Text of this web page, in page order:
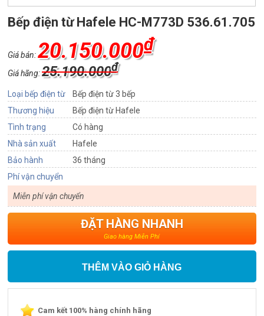
Bếp điện từ Hafele HC-M773D 536.61.705
Giá bán:20.150.000₫
Giá hãng:25.190.000₫
Loại bếp điện từ
Bếp điện từ 3 bếp
Thương hiệu
Bếp điện từ Hafele
Tình trạng
Có hàng
Nhà sản xuất
Hafele
Bảo hành
36 tháng
Phí vận chuyển
Miễn phí vận chuyển
ĐẶT HÀNG NHANH
Giao hàng Miễn Phí
THÊM VÀO GIỎ HÀNG
Cam kết 100% hàng chính hãng